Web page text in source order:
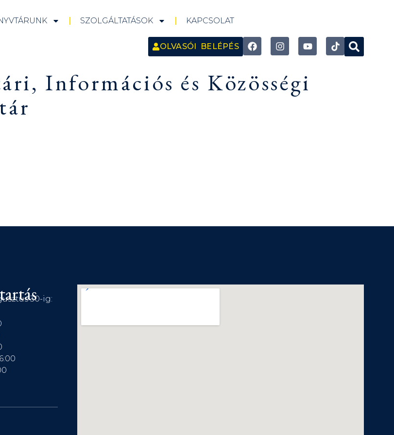
SZOLGÁLTATÁSOK KAPCSOLAT
OLVASÓI BELÉPÉS
Információs és Közösségi
30-ig: